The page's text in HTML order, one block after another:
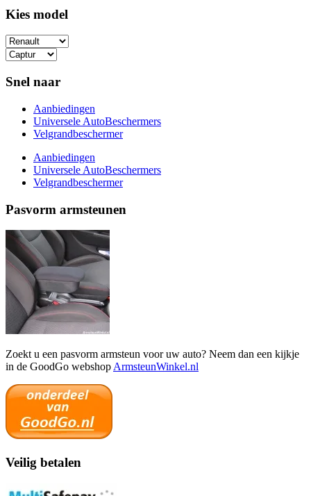
Kies model​
Snel naar
Aanbiedingen
Universele AutoBeschermers
Velgrandbeschermer
Aanbiedingen
Universele AutoBeschermers
Velgrandbeschermer
Pasvorm armsteunen
Zoekt u een pasvorm armsteun voor uw auto? Neem dan een kijkje
in de GoodGo webshop ArmsteunWinkel.nl
Veilig betalen